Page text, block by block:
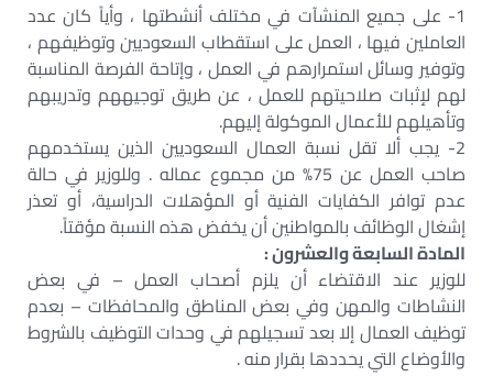
1- على جميع المنشآت في مختلف أنشطتها ، وأياً كان عدد
العاملين فيها ، العمل على استقطاب السعوديين وتوظيفهم ،
وتوفير وسائل استمرارهم في العمل ، وإتاحة الفرصة المناسبة
لهم لإثبات صلاحيتهم للعمل ، عن طريق توجيههم وتدريبهم
وتأهيلهم للأعمال الموكولة إليهم.
2- يجب ألا تقل نسبة العمال السعوديين الذين يستخدمهم
صاحب العمل عن 75% من مجموع عماله . وللوزير في حالة
عدم توافر الكفايات الفنية أو المؤهلات الدراسية، أو تعذر
إشغال الوظائف بالمواطنين أن يخفض هذه النسبة مؤقتاً.
المادة السابعة والعشرون :
للوزير عند الاقتضاء أن يلزم أصحاب العمل – في بعض
النشاطات والمهن وفي بعض المناطق والمحافظات – بعدم
توظيف العمال إلا بعد تسجيلهم في وحدات التوظيف بالشروط
والأوضاع التي يحددها بقرار منه .